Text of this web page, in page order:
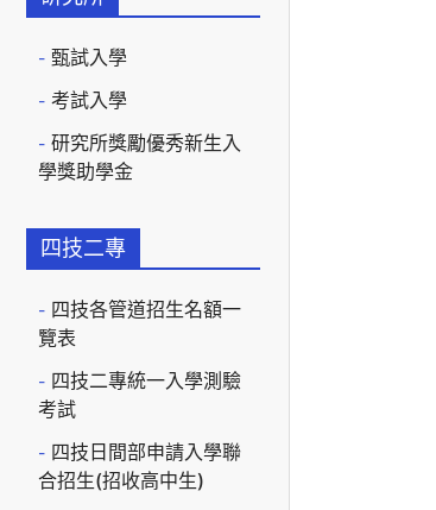
甄試入學
考試入學
研究所獎勵優秀新生入
學獎助學金
四技二專
四技各管道招生名額一
覽表
四技二專統一入學測驗
考試
四技日間部申請入學聯
合招生(招收高中生)